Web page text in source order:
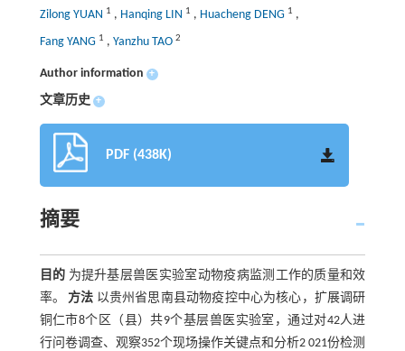
Zilong YUAN 1 , Hanqing LIN 1 , Huacheng DENG 1 ,
Fang YANG 1 , Yanzhu TAO 2
Author information +
文章历史 +
PDF (438K)
摘要
目的 为提升基层兽医实验室动物疫病监测工作的质量和效
率。方法 以贵州省思南县动物疫控中心为核心，扩展调研
铜仁市8个区（县）共9个基层兽医实验室，通过对42人进
行问卷调查、观察352个现场操作关键点和分析2 021份检测